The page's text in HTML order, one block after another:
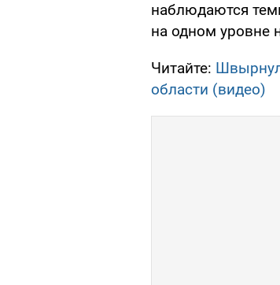
наблюдаются
на одном уровне
Читайте: Швырнул
области (видео)